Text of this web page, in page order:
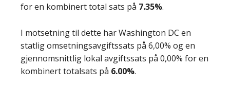
for en kombinert total sats på 7.35%.
I motsetning til dette har Washington DC en
statlig omsetningsavgiftssats på 6,00% og en
gjennomsnittlig lokal avgiftssats på 0,00% for en
kombinert totalsats på 6.00%.